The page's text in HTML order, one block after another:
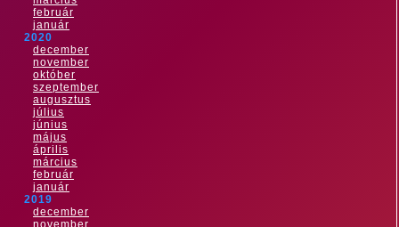
február
január
2020
december
november
október
szeptember
augusztus
július
június
május
április
március
február
január
2019
december
november